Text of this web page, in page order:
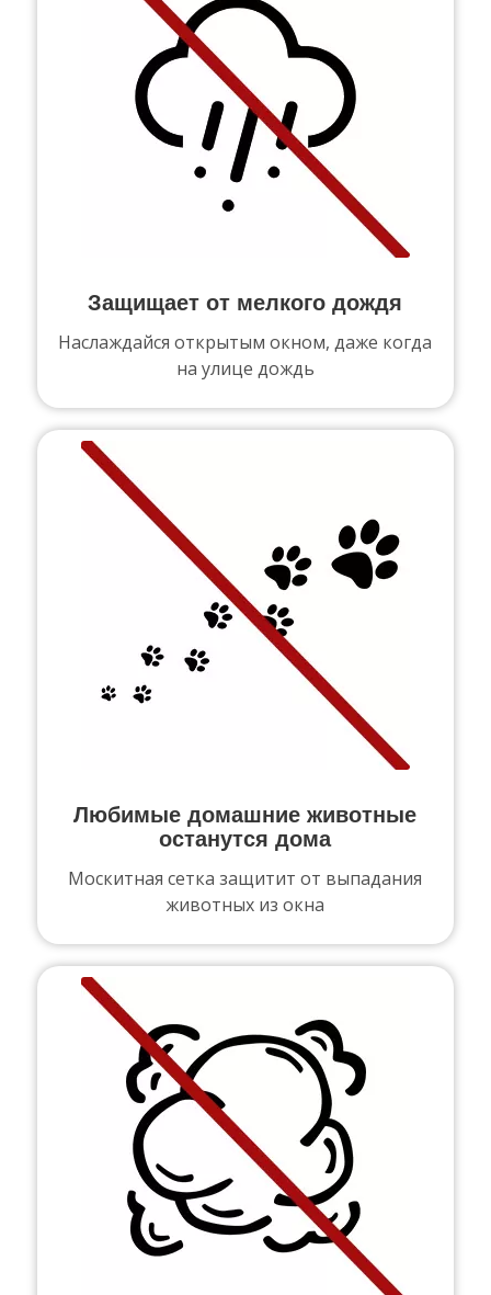
Защищает от мелкого дождя
Наслаждайся открытым окном, даже когда
на улице дождь
Любимые домашние животные
останутся дома
Москитная сетка защитит от выпадания
животных из окна